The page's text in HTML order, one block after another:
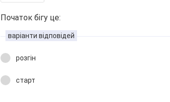
Початок бігу це:
варіанти відповідей
розгін
старт